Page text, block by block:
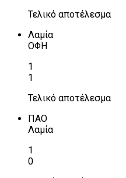
Τελικό αποτέλεσμα
Λαμία
ΟΦΗ
1
1
Τελικό αποτέλεσμα
ΠΑΟ
Λαμία
1
0